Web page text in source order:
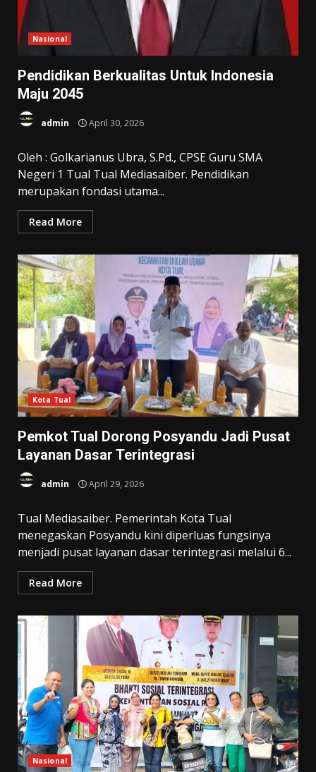
Nasional
Pendidikan Berkualitas Untuk Indonesia
Maju 2045
admin April 30, 2026
Oleh : Golkarianus Ubra, S.Pd., CPSE Guru SMA
Negeri 1 Tual Tual Mediasaiber. Pendidikan
merupakan fondasi utama...
Read More
Kota Tual
Pemkot Tual Dorong Posyandu Jadi Pusat
Layanan Dasar Terintegrasi
admin April 29, 2026
Tual Mediasaiber. Pemerintah Kota Tual
menegaskan Posyandu kini diperluas fungsinya
menjadi pusat layanan dasar terintegrasi melalui 6...
Read More
Nasional